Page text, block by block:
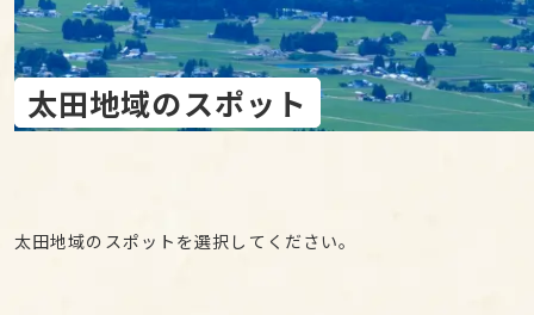
太田地域のスポット
太田地域のスポットを選択してください。